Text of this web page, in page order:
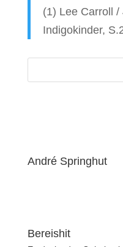
(1) Lee Carroll /
Indigokinder,
André Springhut
Bereishit